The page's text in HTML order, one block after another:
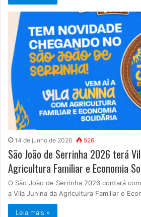
14 de junho de 2026 526
São João de Serrinha 2026 terá
Agricultura Familiar e Economia
O São João de Serrinha 2026 contará
a Vila Junina da Agricultura Familiar e
Leia mais »